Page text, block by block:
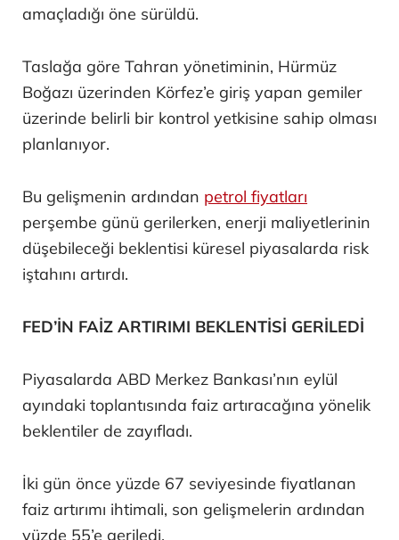
amaçladığı öne sürüldü.
Taslağa göre Tahran yönetiminin, Hürmüz
Boğazı üzerinden Körfez’e giriş yapan gemiler
üzerinde belirli bir kontrol yetkisine sahip olması
planlanıyor.
Bu gelişmenin ardından petrol fiyatları
perşembe günü gerilerken, enerji maliyetlerinin
düşebileceği beklentisi küresel piyasalarda risk
iştahını artırdı.
FED’İN FAİZ ARTIRIMI BEKLENTİSİ GERİLEDİ
Piyasalarda ABD Merkez Bankası’nın eylül
ayındaki toplantısında faiz artıracağına yönelik
beklentiler de zayıfladı.
İki gün önce yüzde 67 seviyesinde fiyatlanan
faiz artırımı ihtimali, son gelişmelerin ardından
yüzde 55’e geriledi.